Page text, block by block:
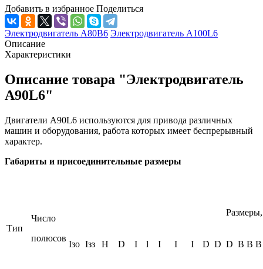
Добавить в избранное Поделиться
Электродвигатель А80В6 Электродвигатель А100L6
Описание
Характеристики
Описание товара "Электродвигатель
А90L6"
Двигатели А90L6 используются для привода различных
машин и оборудования, работа которых имеет беспрерывный
характер.
Габариты и присоединительные размеры
Тип
Число
полюсов
Размеры,
Iзо Iзз H D I l I I I D D D B B B